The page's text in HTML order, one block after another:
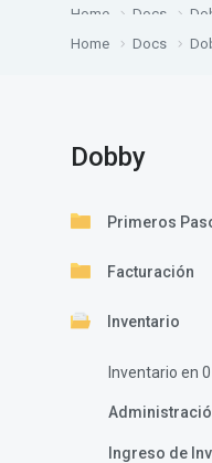
Home Docs
Home Docs
Dobby
Primeros
Facturación
Inventario
Inventario en 0
Ingreso de